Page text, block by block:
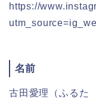
https://
名前
古田愛理（ふるた